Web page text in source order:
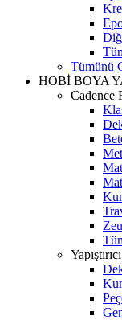
Tümünü
HOBİ BOYA
Cadence